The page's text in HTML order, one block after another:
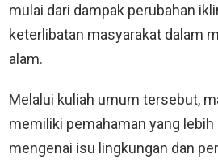
mulai dari dampak perubahan
keterlibatan masyarakat dalam
alam.
Melalui kuliah umum tersebut,
memiliki pemahaman yang
mengenai isu lingkungan dan